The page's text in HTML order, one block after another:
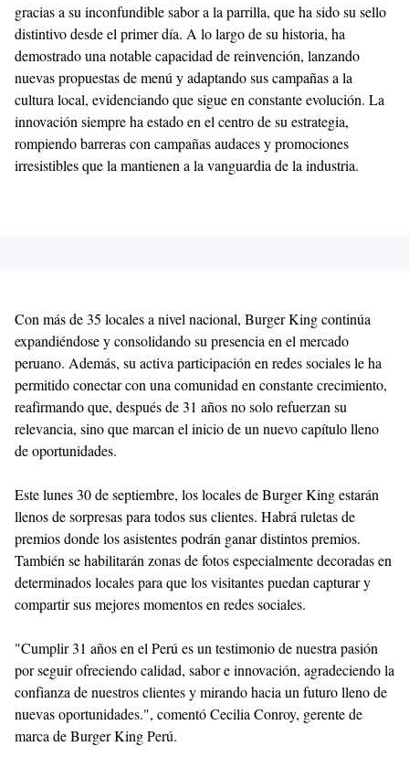
gracias a su inconfundible sabor a la parrilla, que ha sido su sello
distintivo desde el primer día. A lo largo de su historia, ha
demostrado una notable capacidad de reinvención, lanzando
nuevas propuestas de menú y adaptando sus campañas a la
cultura local, evidenciando que sigue en constante evolución. La
innovación siempre ha estado en el centro de su estrategia,
rompiendo barreras con campañas audaces y promociones
irresistibles que la mantienen a la vanguardia de la industria.
Con más de 35 locales a nivel nacional, Burger King continúa
expandiéndose y consolidando su presencia en el mercado
peruano. Además, su activa participación en redes sociales le ha
permitido conectar con una comunidad en constante crecimiento,
reafirmando que, después de 31 años no solo refuerzan su
relevancia, sino que marcan el inicio de un nuevo capítulo lleno
de oportunidades.
Este lunes 30 de septiembre, los locales de Burger King estarán
llenos de sorpresas para todos sus clientes. Habrá ruletas de
premios donde los asistentes podrán ganar distintos premios.
También se habilitarán zonas de fotos especialmente decoradas en
determinados locales para que los visitantes puedan capturar y
compartir sus mejores momentos en redes sociales.
"Cumplir 31 años en el Perú es un testimonio de nuestra pasión
por seguir ofreciendo calidad, sabor e innovación, agradeciendo la
confianza de nuestros clientes y mirando hacia un futuro lleno de
nuevas oportunidades.", comentó Cecilia Conroy, gerente de
marca de Burger King Perú.